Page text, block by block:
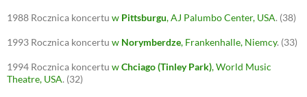
1988 Rocznica koncertu w Pittsburgu, AJ Palumbo Center, USA. (38)
1993 Rocznica koncertu w Norymberdze, Frankenhalle, Niemcy. (33)
1994 Rocznica koncertu wChciago (Tinley Park), World Music
Theatre, USA. (32)